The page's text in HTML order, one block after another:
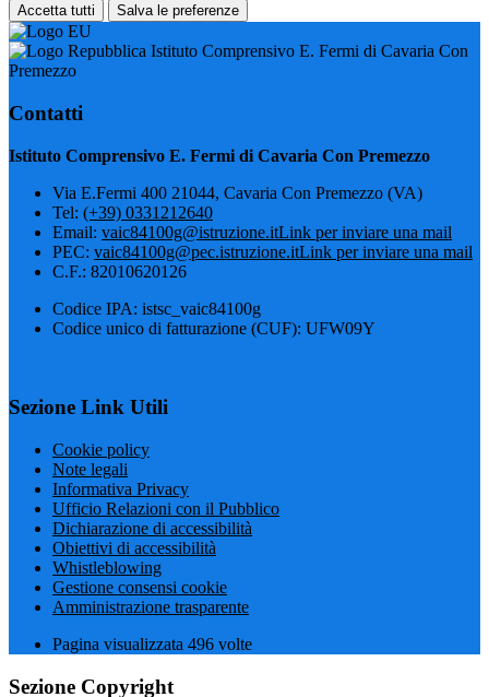
Accetta tutti Salva le preferenze
Istituto Comprensivo E. Fermi di Cavaria Con
Premezzo
Contatti
Istituto Comprensivo E. Fermi di Cavaria Con Premezzo
Via E.Fermi 400 21044, Cavaria Con Premezzo (VA)
Tel: (+39) 0331212640
Email: vaic84100g@istruzione.itLink per inviare una mail
PEC: vaic84100g@pec.istruzione.itLink per inviare una mail
C.F.: 82010620126
Codice IPA: istsc_vaic84100g
Codice unico di fatturazione (CUF): UFW09Y
Sezione Link Utili
Cookie policy
Note legali
Informativa Privacy
Ufficio Relazioni con il Pubblico
Dichiarazione di accessibilità
Obiettivi di accessibilità
Whistleblowing
Gestione consensi cookie
Amministrazione trasparente
Pagina visualizzata 496 volte
Sezione Copyright